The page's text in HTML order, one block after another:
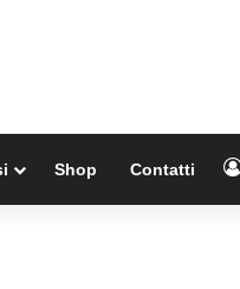
Shop Contatti